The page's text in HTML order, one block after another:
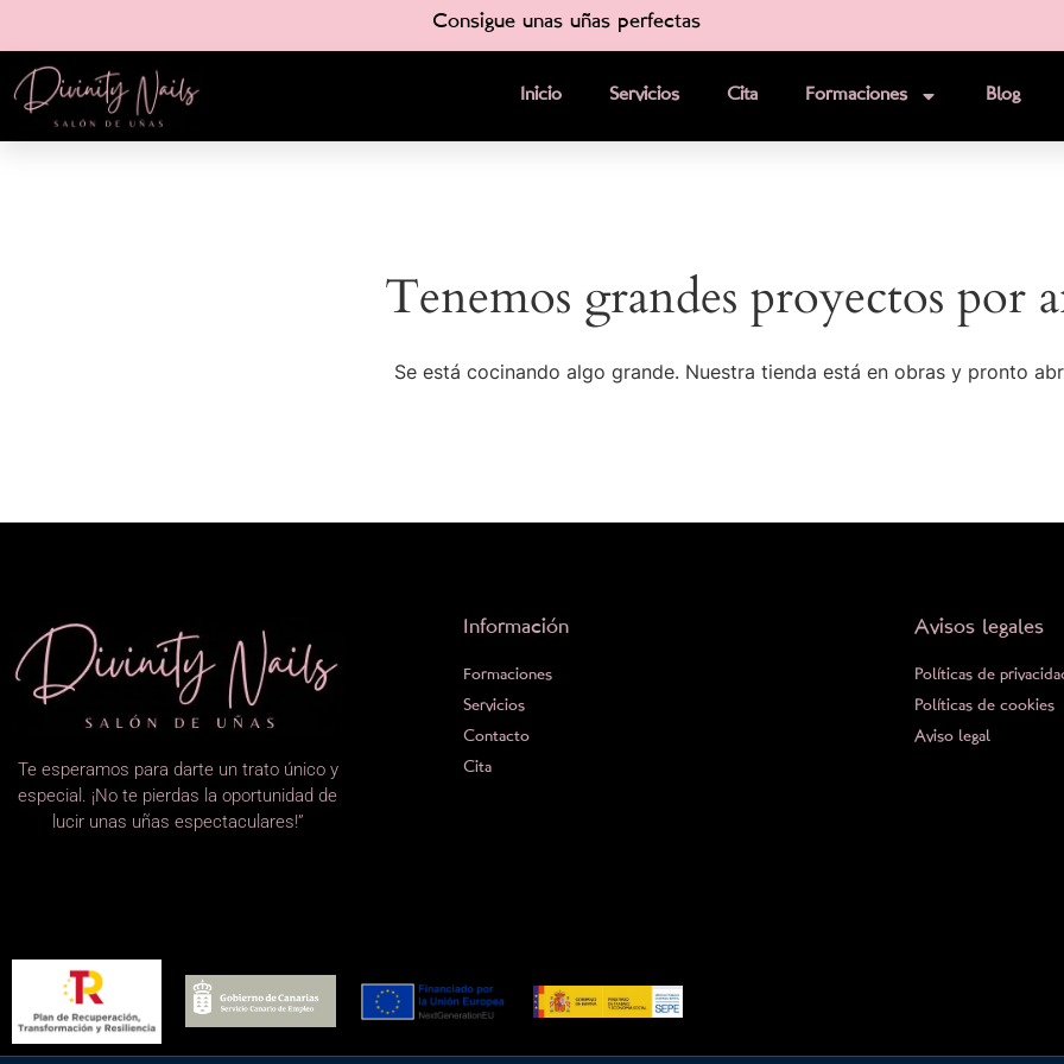
Consigue unas uñas perfectas
Inicio Servicios Cita Formaciones Blog
Tenemos grandes proyectos por
Se está cocinando algo grande. Nuestra tienda está en obras y pronto
Te esperamos para darte un trato único y
especial. ¡No te pierdas la oportunidad de
lucir unas uñas espectaculares!”
Información
Formaciones
Servicios
Contacto
Cita
Avisos legales
Políticas de
Políticas de cookies
Aviso legal